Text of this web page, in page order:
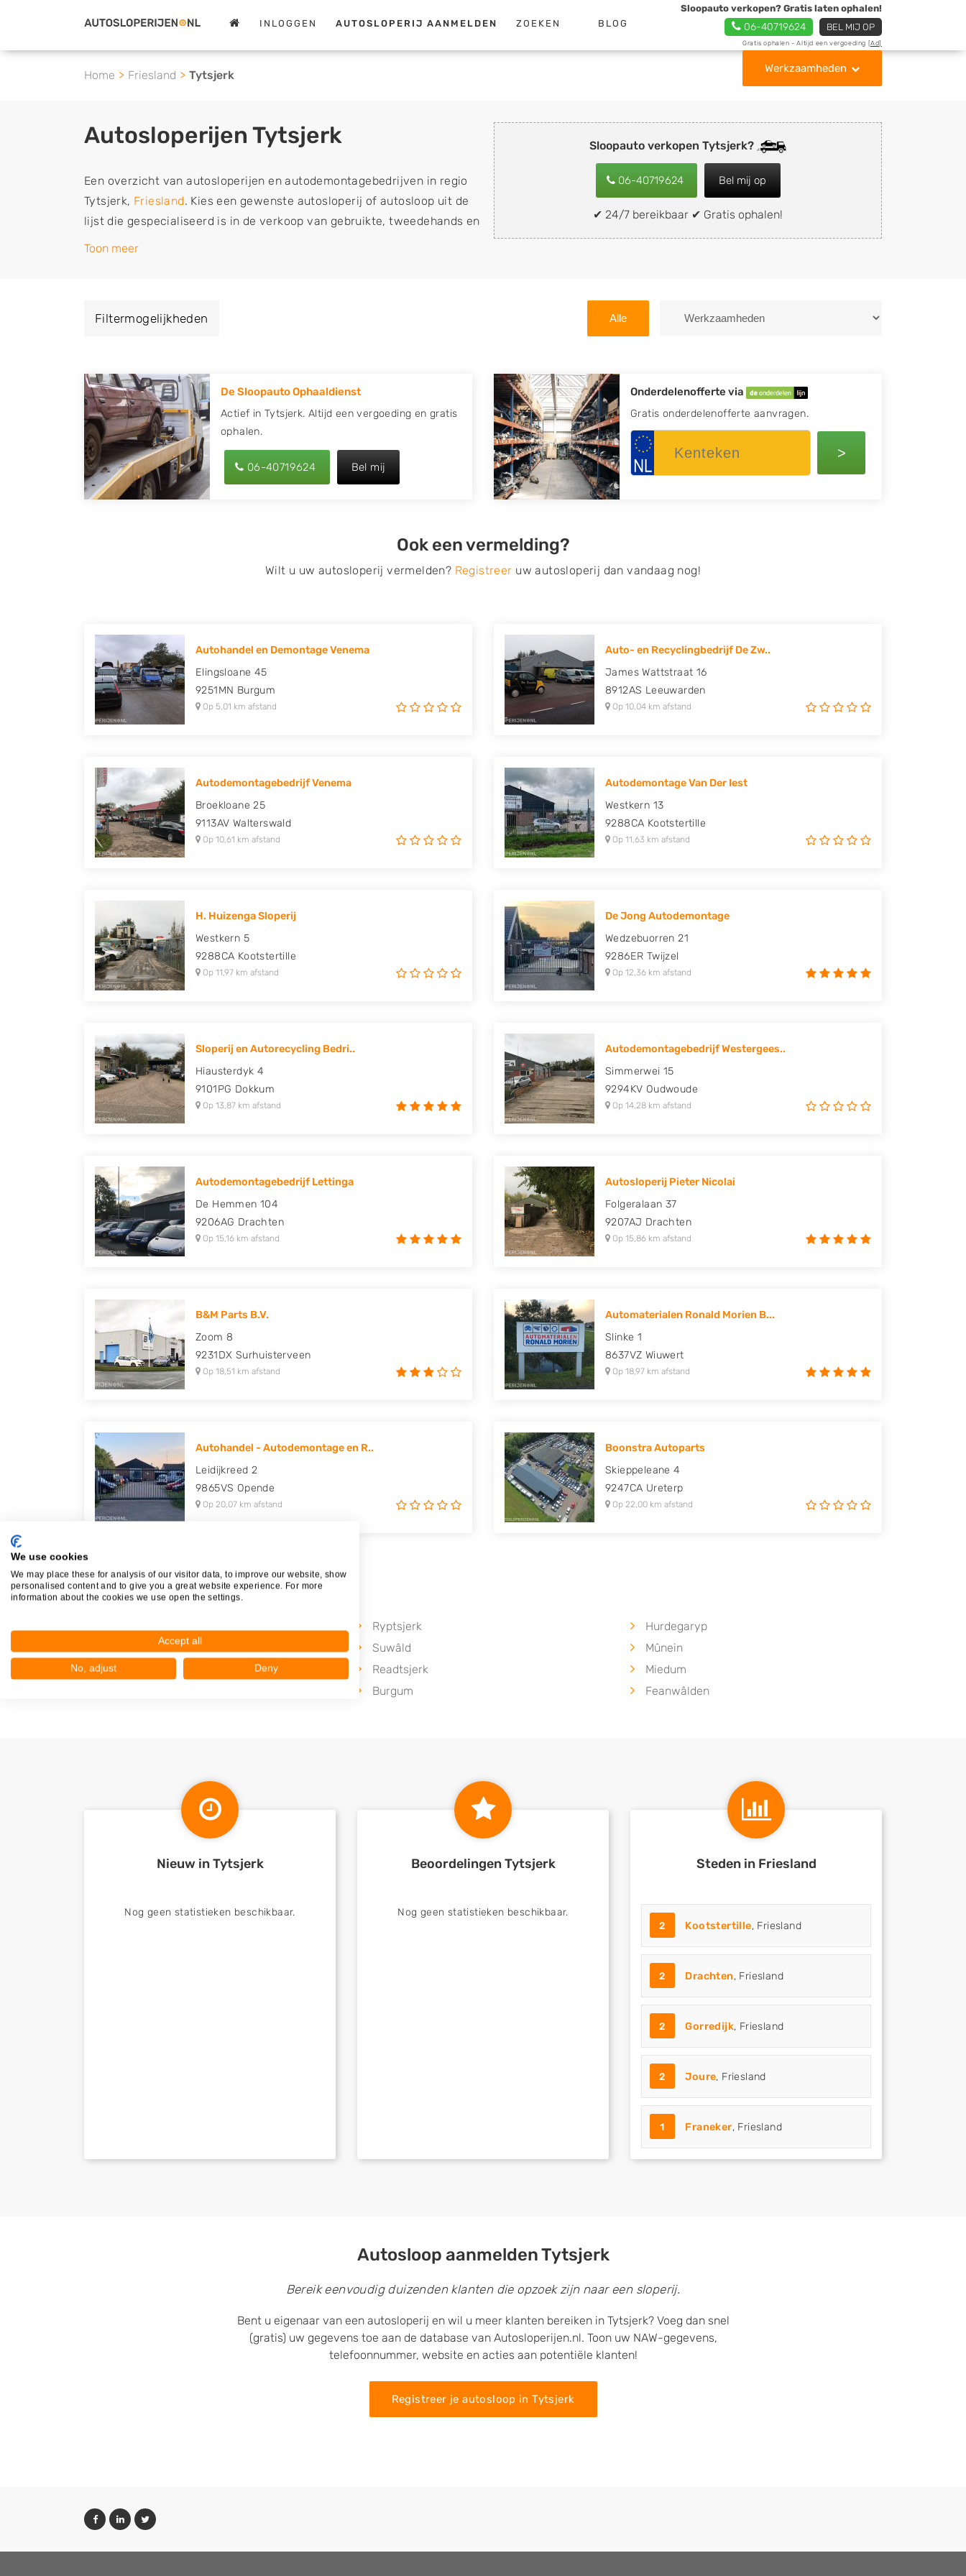
INLOGGEN AUTOSLOPERIJ AANMELDEN ZOEKEN BLOG
Sloopauto verkopen? Gratis laten ophalen!
06-40719624 BEL MIJ OP
Gratis ophalen - Altijd een vergoeding [Ad]
Werkzaamheden
Home Friesland Tytsjerk
Sloopauto verkopen Tytsjerk?
06-40719624 Bel mij op
✔ 24/7 bereikbaar ✔ Gratis ophalen!
Autosloperijen Tytsjerk
Een overzicht van autosloperijen en autodemontagebedrijven in regio
Tytsjerk, Friesland. Kies een gewenste autosloperij of autosloop uit de
lijst die gespecialiseerd is in de verkoop van gebruikte, tweedehands en
sloopauto onderdelen of in de inkoop van sloopauto's, schadeauto's en
of deze liever laten ophalen op een locatie naar keuze? Kies dan voor
Zoekt u liever naar een sloperij in een andere plaats of regio? U vindt
hier alle bedrijven inFriesland . U kunt ookzoekennaar een sloop met
behulp van uw postcode.
U kunt er ook voor kiezen om direct uw sloopauto te verkopen en op te
laten halen door de Sloopauto Ophaaldienst van Autosloperijen.nl. Wij
onderdelen offerte aanvragen? Dat kan via de Onderdelenlijn! Vul uw
kenteken in en druk op verzenden.
Honda, Hyundai, Kia, Mazda, Mercedes Benz, Mitsubishi, Nissan, Opel,
Peugeot, Porsche, Renault, Seat, Skoda, Suzuki, Tesla, Toyota,
Volkswagen en Volvo.
Toon meer
Filtermogelijkheden Alle
De Sloopauto Ophaaldienst
Actief in Tytsjerk. Altijd een vergoeding en gratis
ophalen.
06-40719624 Bel mij
Onderdelenofferte via
Gratis onderdelenofferte aanvragen.
>
Ook een vermelding?
Wilt u uw autosloperij vermelden? Registreer uw autosloperij dan vandaag nog!
Autohandel en Demontage Venema
Elingsloane 45
9251MN Burgum
Op 5,01 km afstand
Auto- en Recyclingbedrijf De Zw..
James Wattstraat 16
8912AS Leeuwarden
Op 10,04 km afstand
Autodemontagebedrijf Venema
Broekloane 25
9113AV Walterswald
Op 10,61 km afstand
Autodemontage Van Der Iest
Westkern 13
9288CA Kootstertille
Op 11,63 km afstand
H. Huizenga Sloperij
Westkern 5
9288CA Kootstertille
Op 11,97 km afstand
De Jong Autodemontage
Wedzebuorren 21
9286ER Twijzel
Op 12,36 km afstand
Sloperij en Autorecycling Bedri..
Hiausterdyk 4
9101PG Dokkum
Op 13,87 km afstand
Autodemontagebedrijf Westergees..
Simmerwei 15
9294KV Oudwoude
Op 14,28 km afstand
Autodemontagebedrijf Lettinga
De Hemmen 104
9206AG Drachten
Op 15,16 km afstand
Autosloperij Pieter Nicolai
Folgeralaan 37
9207AJ Drachten
Op 15,86 km afstand
B&M Parts B.V.
Zoom 8
9231DX Surhuisterveen
Op 18,51 km afstand
Automaterialen Ronald Morien B...
Slinke 1
8637VZ Wiuwert
Op 18,97 km afstand
Autohandel - Autodemontage en R..
Leidijkreed 2
9865VS Opende
Op 20,07 km afstand
Boonstra Autoparts
Skieppeleane 4
9247CA Ureterp
Op 22,00 km afstand
Plaatsen in de buurt
Ryptsjerk
Hurdegaryp
Suwâld
Mûnein
Oentsjerk
Readtsjerk
Miedum
Burgum Feanwâlden
Nieuw in Tytsjerk
Nog geen statistieken beschikbaar.
Beoordelingen Tytsjerk
Nog geen statistieken beschikbaar.
Steden in Friesland
2 Kootstertille, Friesland
2 Drachten, Friesland
2 Gorredijk, Friesland
2 Joure, Friesland
1 Franeker, Friesland
Autosloop aanmelden Tytsjerk
Bereik eenvoudig duizenden klanten die opzoek zijn naar een sloperij.
Bent u eigenaar van een autosloperij en wil u meer klanten bereiken in Tytsjerk? Voeg dan snel
(gratis) uw gegevens toe aan de database van Autosloperijen.nl. Toon uw NAW-gegevens,
telefoonnummer, website en acties aan potentiële klanten!
Registreer je autosloop in Tytsjerk
We use cookies
We may place these for analysis of our visitor data, to improve our website, show
personalised content and to give you a great website experience. For more
information about the cookies we use open the settings.
Accept all
No, adjust Deny